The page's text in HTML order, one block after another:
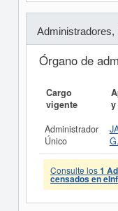
Administradores,
Órgano de
Cargo
vigente
y
Administrador
Único
Consulte los1
censados en